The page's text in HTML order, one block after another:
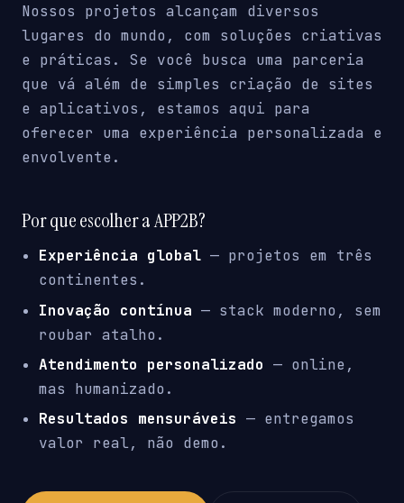
Nossos projetos alcançam diversos
lugares do mundo, com soluções criativas
e práticas. Se você busca uma parceria
que vá além de simples criação de sites
e aplicativos, estamos aqui para
oferecer uma experiência personalizada e
envolvente.
Por que escolher a APP2B?
Experiência global — projetos em três
continentes.
Inovação contínua — stack moderno, sem
roubar atalho.
Atendimento personalizado — online,
mas humanizado.
Resultados mensuráveis — entregamos
valor real, não demo.